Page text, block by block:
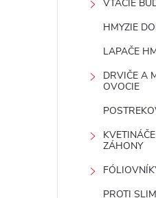
VTÁČIE
HMYZIE
LAPAČE
DRVIČE A
OVOCIE
ZÁHONY
PROTI